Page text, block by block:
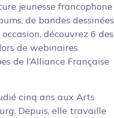
jeunesse francophone
de bandes dessinées
découvrez 6 des
de webinaires
de l’Alliance Française
cinq ans aux Arts
Depuis, elle travaille